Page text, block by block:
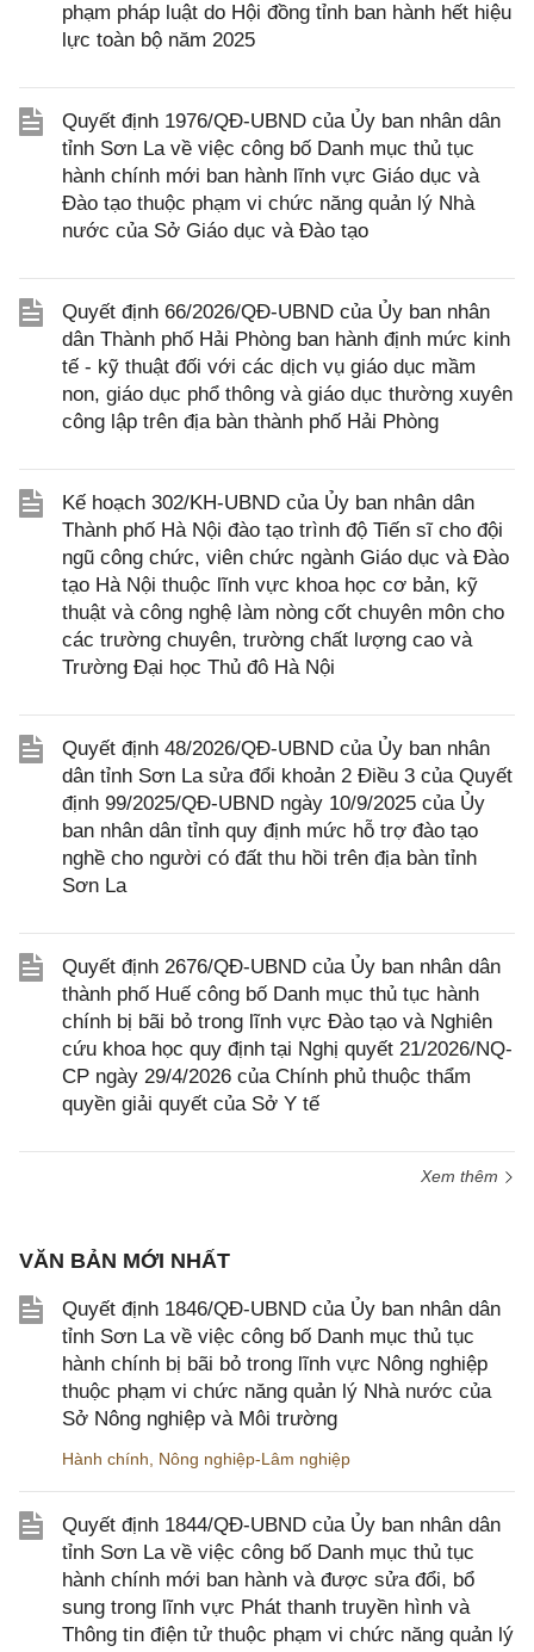
phạm pháp luật do Hội đồng tỉnh ban hành hết hiệu
lực toàn bộ năm 2025
Quyết định 1976/QĐ-UBND của Ủy ban nhân dân
tỉnh Sơn La về việc công bố Danh mục thủ tục
hành chính mới ban hành lĩnh vực Giáo dục và
Đào tạo thuộc phạm vi chức năng quản lý Nhà
nước của Sở Giáo dục và Đào tạo
Quyết định 66/2026/QĐ-UBND của Ủy ban nhân
dân Thành phố Hải Phòng ban hành định mức kinh
tế - kỹ thuật đối với các dịch vụ giáo dục mầm
non, giáo dục phổ thông và giáo dục thường xuyên
công lập trên địa bàn thành phố Hải Phòng
Kế hoạch 302/KH-UBND của Ủy ban nhân dân
Thành phố Hà Nội đào tạo trình độ Tiến sĩ cho đội
ngũ công chức, viên chức ngành Giáo dục và Đào
tạo Hà Nội thuộc lĩnh vực khoa học cơ bản, kỹ
thuật và công nghệ làm nòng cốt chuyên môn cho
các trường chuyên, trường chất lượng cao và
Trường Đại học Thủ đô Hà Nội
Quyết định 48/2026/QĐ-UBND của Ủy ban nhân
dân tỉnh Sơn La sửa đổi khoản 2 Điều 3 của Quyết
định 99/2025/QĐ-UBND ngày 10/9/2025 của Ủy
ban nhân dân tỉnh quy định mức hỗ trợ đào tạo
nghề cho người có đất thu hồi trên địa bàn tỉnh
Sơn La
Quyết định 2676/QĐ-UBND của Ủy ban nhân dân
thành phố Huế công bố Danh mục thủ tục hành
chính bị bãi bỏ trong lĩnh vực Đào tạo và Nghiên
cứu khoa học quy định tại Nghị quyết 21/2026/NQ-
CP ngày 29/4/2026 của Chính phủ thuộc thẩm
quyền giải quyết của Sở Y tế
Xem thêm
VĂN BẢN MỚI NHẤT
Quyết định 1846/QĐ-UBND của Ủy ban nhân dân
tỉnh Sơn La về việc công bố Danh mục thủ tục
hành chính bị bãi bỏ trong lĩnh vực Nông nghiệp
thuộc phạm vi chức năng quản lý Nhà nước của
Sở Nông nghiệp và Môi trường
Hành chính Nông nghiệp-Lâm nghiệp
Quyết định 1844/QĐ-UBND của Ủy ban nhân dân
tỉnh Sơn La về việc công bố Danh mục thủ tục
hành chính mới ban hành và được sửa đổi, bổ
sung trong lĩnh vực Phát thanh truyền hình và
Thông tin điện tử thuộc phạm vi chức năng quản lý